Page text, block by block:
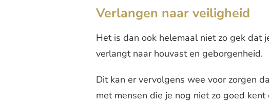
Verlangen naar veiligheid
Het is dan ook helemaal niet zo gek dat
verlangt naar houvast en geborgenheid.
Dit kan er vervolgens wee voor zorgen
met mensen die je nog niet zo goed